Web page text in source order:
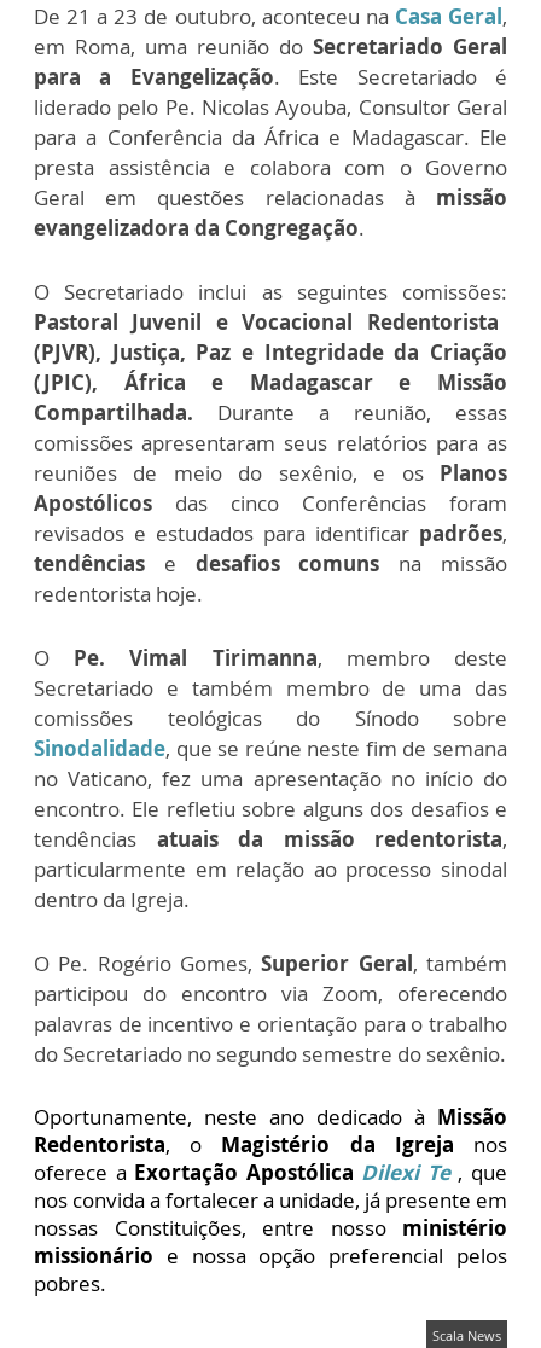
De 21 a 23 de outubro, aconteceu na Casa Geral,
em Roma, uma reunião do Secretariado Geral
para a Evangelização. Este Secretariado é
liderado pelo Pe. Nicolas Ayouba, Consultor Geral
para a Conferência da África e Madagascar. Ele
presta assistência e colabora com o Governo
Geral em questões relacionadas à missão
evangelizadora da Congregação.
O Secretariado inclui as seguintes comissões:
Pastoral Juvenil e Vocacional Redentorista
(PJVR), Justiça, Paz e Integridade da Criação
(JPIC), África e Madagascar e Missão
Compartilhada. Durante a reunião, essas
comissões apresentaram seus relatórios para as
reuniões de meio do sexênio, e os Planos
Apostólicos das cinco Conferências foram
revisados ​​e estudados para identificar padrões,
tendências e desafios comuns na missão
redentorista hoje.
O Pe. Vimal Tirimanna, membro deste
Secretariado e também membro de uma das
comissões teológicas do Sínodo sobre
Sinodalidade, que se reúne neste fim de semana
no Vaticano, fez uma apresentação no início do
encontro. Ele refletiu sobre alguns dos desafios e
tendências atuais da missão redentorista,
particularmente em relação ao processo sinodal
dentro da Igreja.
O Pe. Rogério Gomes,Superior Geral, também
participou do encontro via Zoom, oferecendo
palavras de incentivo e orientação para o trabalho
do Secretariado no segundo semestre do sexênio.
Oportunamente, neste ano dedicado à Missão
Redentorista, o Magistério da Igreja nos
oferece a Exortação Apostólica Dilexi Te, que
nos convida a fortalecer a unidade, já presente em
nossas Constituições, entre nosso ministério
missionário e nossa opção preferencial pelos
pobres.
Scala News